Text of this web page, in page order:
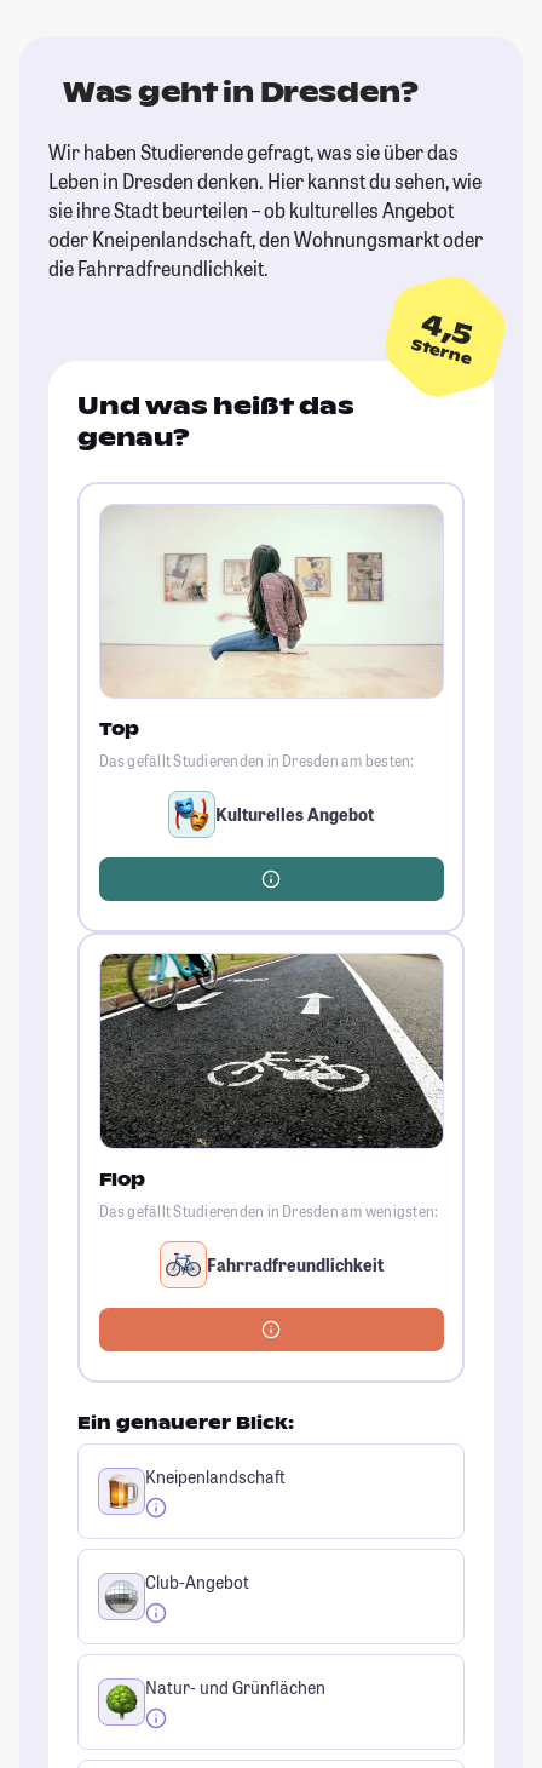
Was geht in Dresden?
Wir haben Studierende gefragt, was sie über das
Leben in Dresden denken. Hier kannst du sehen, wie
sie ihre Stadt beurteilen – ob kulturelles Angebot
oder Kneipenlandschaft, den Wohnungsmarkt oder
die Fahrradfreundlichkeit.
4,5
Sterne
Und was heißt das
genau?
Top
Das gefällt Studierenden in Dresden am besten:
Kulturelles Angebot
Flop
Das gefällt Studierenden in Dresden am wenigsten:
Fahrradfreundlichkeit
Ein genauerer Blick:
Kneipenlandschaft
Club-Angebot
Natur- und Grünflächen